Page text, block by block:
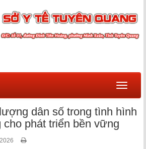
Menu
dân số trong tình hình
cho phát triển bền vững